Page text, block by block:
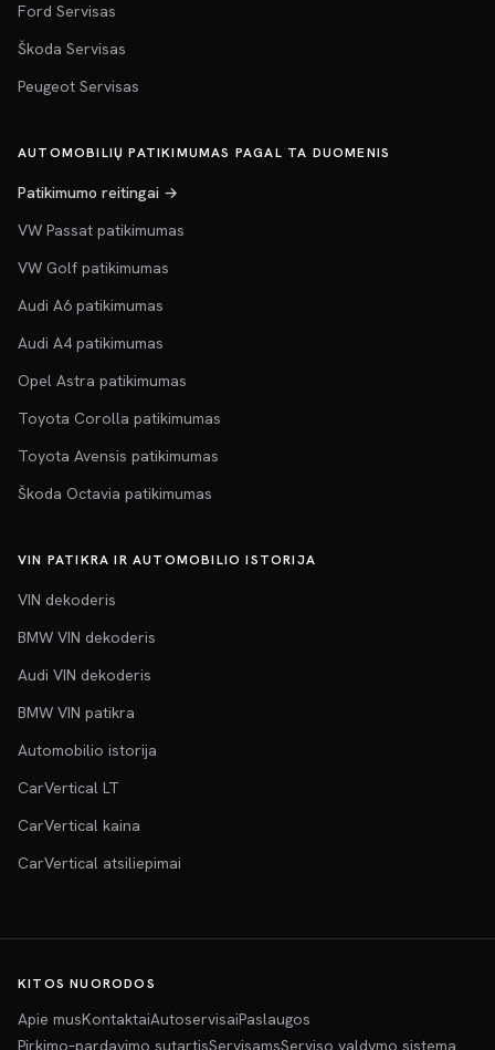
Ford Servisas
Škoda Servisas
Peugeot Servisas
AUTOMOBILIŲ PATIKIMUMAS PAGAL TA DUOMENIS
Patikimumo reitingai →
VW Passat patikimumas
VW Golf patikimumas
Audi A6 patikimumas
Audi A4 patikimumas
Opel Astra patikimumas
Toyota Corolla patikimumas
Toyota Avensis patikimumas
Škoda Octavia patikimumas
VIN PATIKRA IR AUTOMOBILIO ISTORIJA
VIN dekoderis
BMW VIN dekoderis
Audi VIN dekoderis
BMW VIN patikra
Automobilio istorija
CarVertical LT
CarVertical kaina
CarVertical atsiliepimai
KITOS NUORODOS
Apie musKontaktaiAutoservisaiPaslaugos
Pirkimo–pardavimo sutartisServisamsServiso valdymo sistema